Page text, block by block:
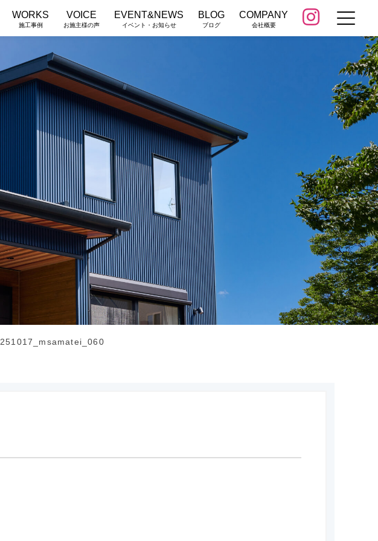
WORKS
施工事例
VOICE
お施主様の声
EVENT&NEWS
イベント・お知らせ
BLOG
ブログ
COMPANY
会社概要
251017_msamatei_060